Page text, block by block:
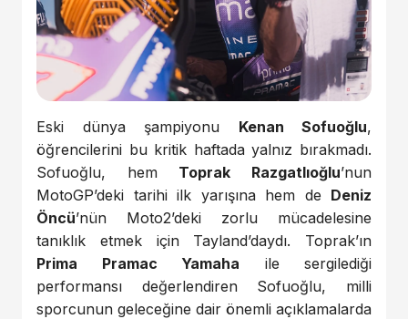
Eski dünya şampiyonu Kenan Sofuoğlu,
öğrencilerini bu kritik haftada yalnız bırakmadı.
Sofuoğlu, hem Toprak Razgatlıoğlu’nun
MotoGP’deki tarihi ilk yarışına hem de Deniz
Öncü’nün Moto2’deki zorlu mücadelesine
tanıklık etmek için Tayland’daydı. Toprak’ın
Prima Pramac Yamaha ile sergilediği
performansı değerlendiren Sofuoğlu, milli
sporcunun geleceğine dair önemli açıklamalarda